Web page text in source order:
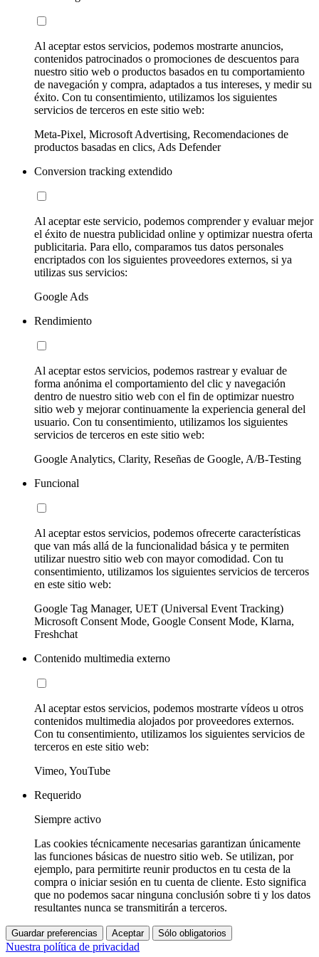
Al aceptar estos servicios, podemos mostrarte anuncios,
contenidos patrocinados o promociones de descuentos para
nuestro sitio web o productos basados en tu comportamiento
de navegación y compra, adaptados a tus intereses, y medir su
éxito. Con tu consentimiento, utilizamos los siguientes
servicios de terceros en este sitio web:
Meta-Pixel, Microsoft Advertising, Recomendaciones de
productos basadas en clics, Ads Defender
Conversion tracking extendido
Al aceptar este servicio, podemos comprender y evaluar mejor
el éxito de nuestra publicidad online y optimizar nuestra oferta
publicitaria. Para ello, comparamos tus datos personales
encriptados con los siguientes proveedores externos, si ya
utilizas sus servicios:
Google Ads
Rendimiento
Al aceptar estos servicios, podemos rastrear y evaluar de
forma anónima el comportamiento del clic y navegación
dentro de nuestro sitio web con el fin de optimizar nuestro
sitio web y mejorar continuamente la experiencia general del
usuario. Con tu consentimiento, utilizamos los siguientes
servicios de terceros en este sitio web:
Google Analytics, Clarity, Reseñas de Google, A/B-Testing
Funcional
Al aceptar estos servicios, podemos ofrecerte características
que van más allá de la funcionalidad básica y te permiten
utilizar nuestro sitio web con mayor comodidad. Con tu
consentimiento, utilizamos los siguientes servicios de terceros
en este sitio web:
Google Tag Manager, UET (Universal Event Tracking)
Microsoft Consent Mode, Google Consent Mode, Klarna,
Freshchat
Contenido multimedia externo
Al aceptar estos servicios, podemos mostrarte vídeos u otros
contenidos multimedia alojados por proveedores externos.
Con tu consentimiento, utilizamos los siguientes servicios de
terceros en este sitio web:
Vimeo, YouTube
Requerido
Siempre activo
Las cookies técnicamente necesarias garantizan únicamente
las funciones básicas de nuestro sitio web. Se utilizan, por
ejemplo, para permitirte reunir productos en tu cesta de la
compra o iniciar sesión en tu cuenta de cliente. Esto significa
que no podemos sacar ninguna conclusión sobre ti y los datos
resultantes nunca se transmitirán a terceros.
Guardar preferencias Aceptar Sólo obligatorios
Nuestra política de privacidad